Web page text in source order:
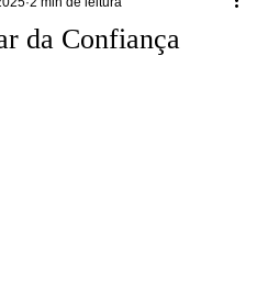
da Confiança